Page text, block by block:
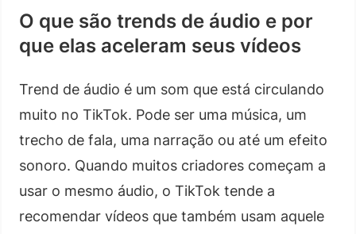
O que são trends de áudio e por
que elas aceleram seus vídeos
Trend de áudio é um som que está circulando
muito no TikTok. Pode ser uma música, um
trecho de fala, uma narração ou até um efeito
sonoro. Quando muitos criadores começam a
usar o mesmo áudio, o TikTok tende a
recomendar vídeos que também usam aquele